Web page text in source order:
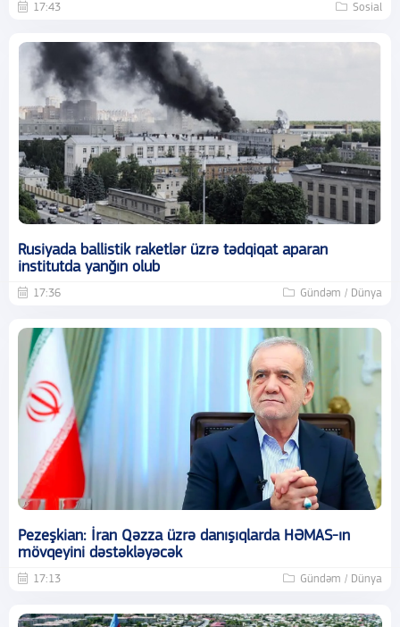
17:43 Sosial
Rusiyada ballistik raketlər üzrə tədqiqat aparan
institutda yanğın olub
17:36 Gündəm / Dünya
Pezeşkian: İran Qəzza üzrə danışıqlarda HƏMAS-ın
mövqeyini dəstəkləyəcək
17:13 Gündəm / Dünya